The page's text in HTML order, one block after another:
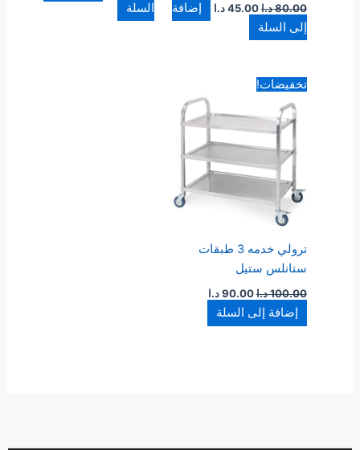
80.00د.ا45.00 د.ا
إضافة
إلى السلة
السلة
تخفيضات!
ترولي خدمه 3 طبقات
ستانلس ستيل
100.00د.ا
100.00 د.ا.
90.00 د.ا
هو:
90.00 د.ا.
إضافة إلى السلة